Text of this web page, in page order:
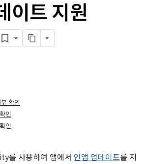
이트 지원
확인
인
인
를 사용하여 앱에서 인앱 업데이트를 지